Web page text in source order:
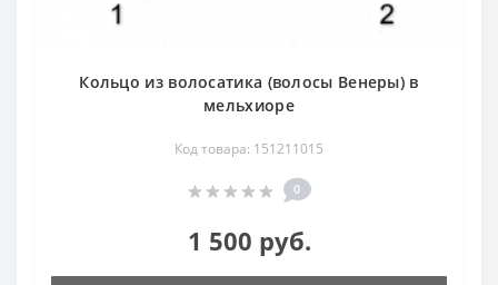
Кольцо из волосатика (волосы Венеры) в
мельхиоре
Код товара: 151211015
0
1 500 руб.